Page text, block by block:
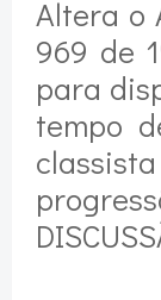
Altera o
969 de
para
tempo